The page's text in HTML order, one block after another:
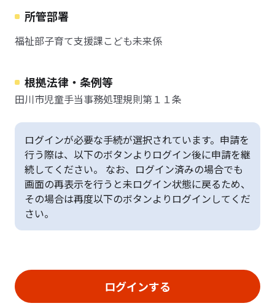
所管部署
福祉部子育て支援課こども未来係
根拠法律・条例等
田川市児童手当事務処理規則第１１条
ログインが必要な手続が選択されています。申請を
行う際は、以下のボタンよりログイン後に申請を継
続してください。 なお、ログイン済みの場合でも
画面の再表示を行うと未ログイン状態に戻るため、
その場合は再度以下のボタンよりログインしてくだ
さい。